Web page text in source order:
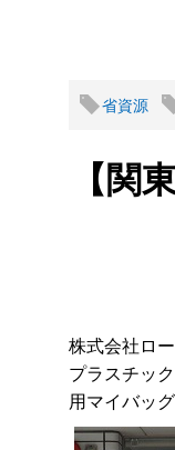
省資源
【関
株式会社ロ
プラスチッ
用マイバッ